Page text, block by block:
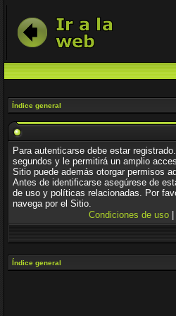
Índice general
Para autenticarse debe estar
segundos y le permitirá un amplio
Sitio puede además otorgar permisos
Antes de identificarse asegúrese de
de uso y políticas relacionadas. Por
navega por el Sitio.
Condiciones de uso
Índice general